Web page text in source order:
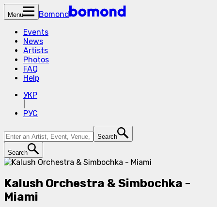
Menu
Bomond
Events
News
Artists
Photos
FAQ
Help
УКР
РУС
Search
Search
Kalush Orchestra & Simbochka -
Miami